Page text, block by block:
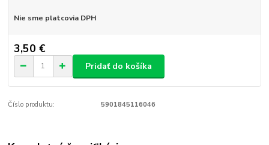
Nie sme platcovia DPH
3,50 €
Pridať do košíka
Číslo produktu: 5901845116046